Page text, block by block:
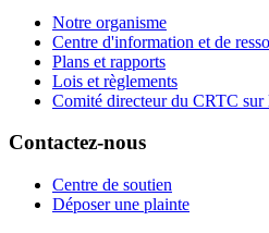
Notre organisme
Centre d'information et de
Plans et rapports
Lois et règlements
Comité directeur du CRTC
Contactez-nous
Centre de soutien
Déposer une plainte